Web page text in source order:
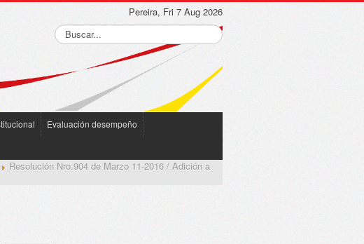
Pereira, Fri 7 Aug 2026
Evaluación desempeño
Resolución Nro.904 de Marzo 11-2016 / Adición a